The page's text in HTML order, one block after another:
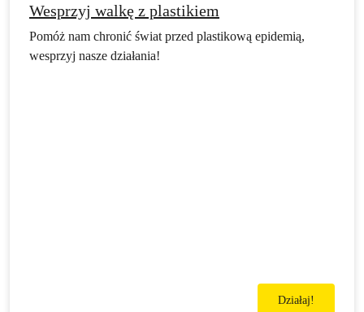
Wesprzyj walkę z plastikiem
Pomóż nam chronić świat przed plastikową epidemią,
wesprzyj nasze działania!
Działaj!